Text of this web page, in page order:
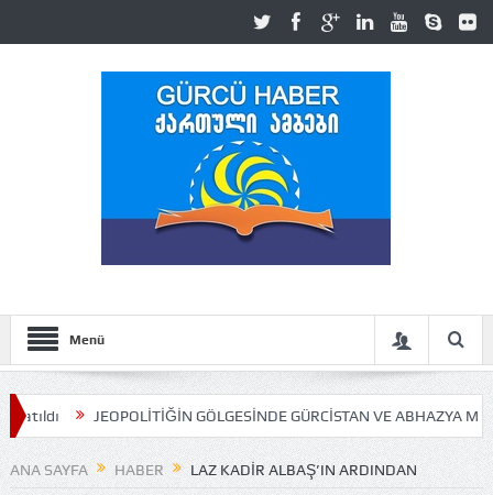
Menü
GÖLGESİNDE GÜRCİSTAN VE ABHAZYA MESELESİ
ANA SAYFA HABER LAZ KADIR ALBAŞ’IN ARDINDAN